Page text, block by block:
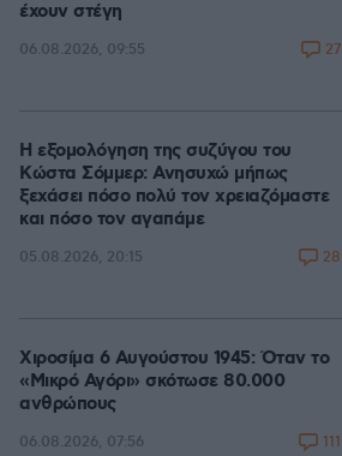
έχουν στέγη
06.08.2026, 09:55 27
Η εξομολόγηση της συζύγου του
Κώστα Σόμμερ: Ανησυχώ μήπως
ξεχάσει πόσο πολύ τον χρειαζόμαστε
και πόσο τον αγαπάμε
05.08.2026, 20:15 28
Χιροσίμα 6 Αυγούστου 1945: Όταν το
«Μικρό Αγόρι» σκότωσε 80.000
ανθρώπους
06.08.2026, 07:56 111